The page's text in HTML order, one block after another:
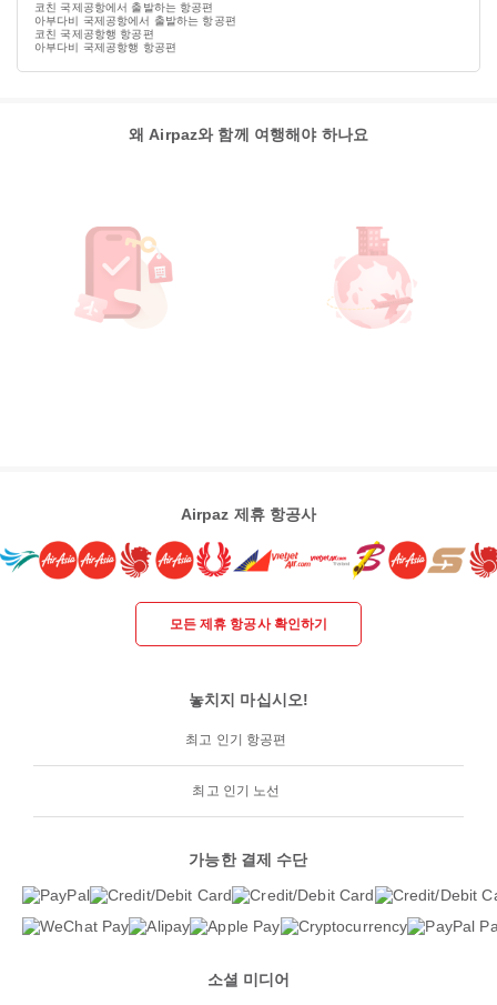
코친 국제공항에서 출발하는 항공편
아부다비 국제공항에서 출발하는 항공편
코친 국제공항행 항공편
아부다비 국제공항행 항공편
왜 Airpaz와 함께 여행해야 하나요
Airpaz 제휴 항공사
모든 제휴 항공사 확인하기
놓치지 마십시오!
최고 인기 항공편
최고 인기 노선
가능한 결제 수단
소셜 미디어